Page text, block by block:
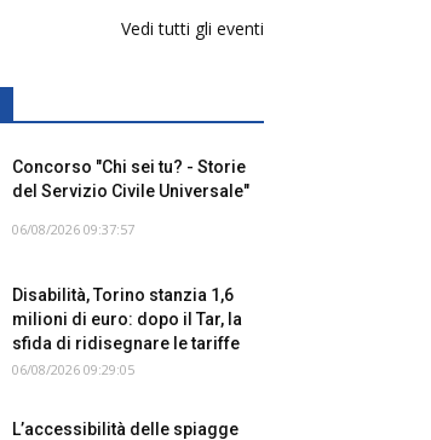
Vedi tutti gli eventi
Concorso "Chi sei tu? - Storie
del Servizio Civile Universale"
06/08/2026 09:37:57
Disabilità, Torino stanzia 1,6
milioni di euro: dopo il Tar, la
sfida di ridisegnare le tariffe
06/08/2026 09:29:05
L’accessibilità delle spiagge